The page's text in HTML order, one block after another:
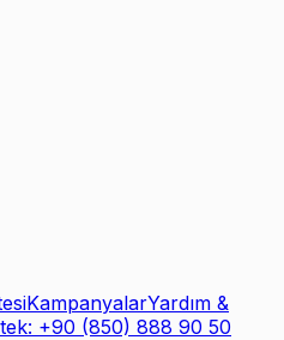
KampanyalarYardım &
+90 (850) 888 90 50